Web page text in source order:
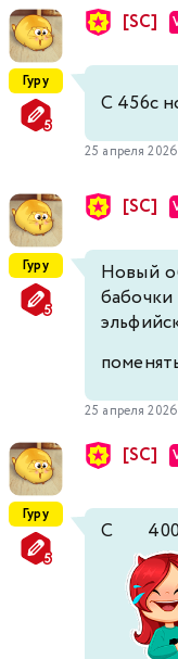
Гуру
[SC]
С 456с
25 апреля
Гуру
[SC]
Новый
25 апреля
Гуру
[SC]
С